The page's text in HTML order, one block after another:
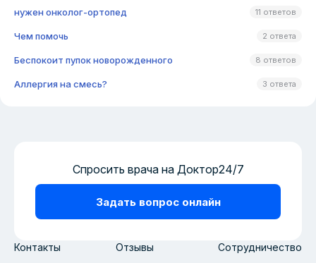
нужен онколог-ортопед 11 ответов
Чем помочь 2 ответа
Беспокоит пупок новорожденного 8 ответов
Аллергия на смесь? 3 ответа
Контакты Отзывы Сотрудничество
Спросить врача на Доктор24/7
Задать вопрос онлайн